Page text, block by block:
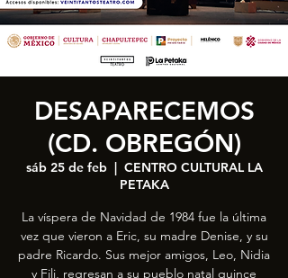
DESAPARECEMOS
(CD. OBREGÓN)
sáb 25 de feb
  |
CENTRO CULTURAL LA
PETAKA
La víspera de Navidad de 1984 fue la última
vez que vieron a Eric, su madre Denise, y su
padre Ricardo. Sus mejor amigos, Leo, Nidia
y Fili, regresan a su pueblo natal quince